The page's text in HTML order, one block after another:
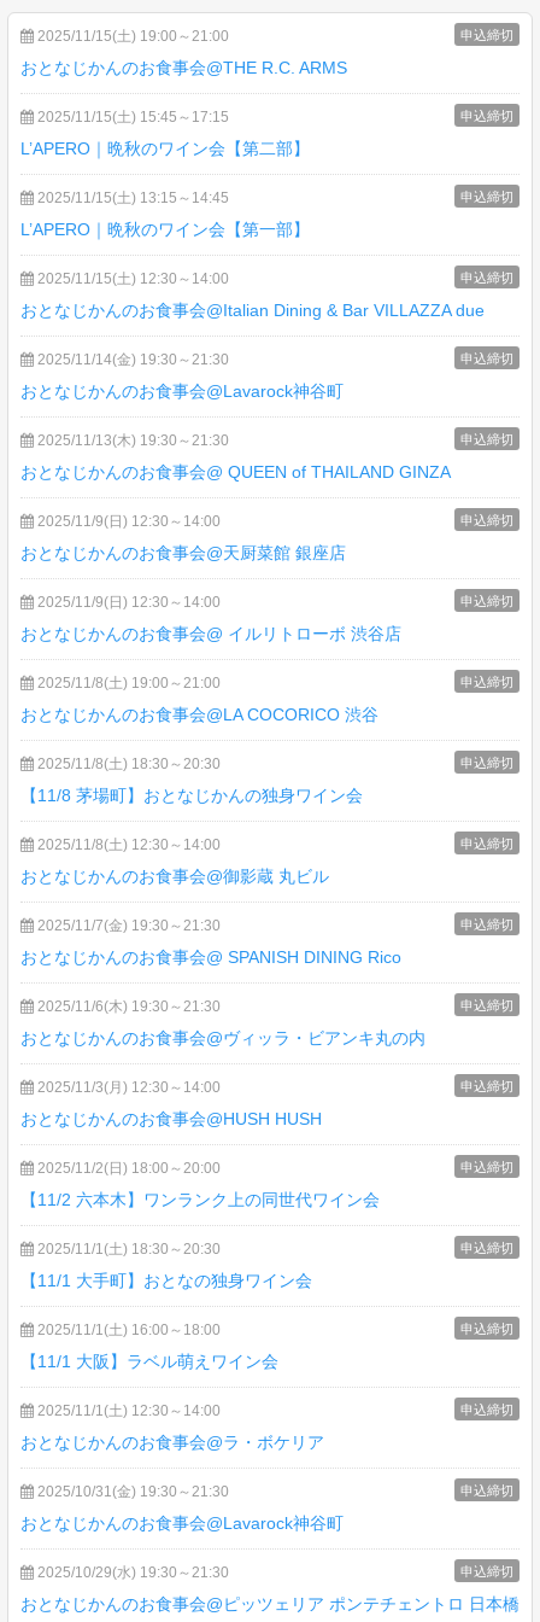
2025/11/15(土) 19:00～21:00
おとなじかんのお食事会@THE R.C. ARMS
申込締切
2025/11/15(土) 15:45～17:15
L’APERO｜晩秋のワイン会【第二部】
申込締切
2025/11/15(土) 13:15～14:45
L’APERO｜晩秋のワイン会【第一部】
申込締切
2025/11/15(土) 12:30～14:00
おとなじかんのお食事会@Italian Dining & Bar VILLAZZA due
申込締切
2025/11/14(金) 19:30～21:30
おとなじかんのお食事会@Lavarock神谷町
申込締切
2025/11/13(木) 19:30～21:30
おとなじかんのお食事会@ QUEEN of THAILAND GINZA
申込締切
2025/11/9(日) 12:30～14:00
おとなじかんのお食事会@天厨菜館 銀座店
申込締切
2025/11/9(日) 12:30～14:00
おとなじかんのお食事会@ イルリトローボ 渋谷店
申込締切
2025/11/8(土) 19:00～21:00
おとなじかんのお食事会@LA COCORICO 渋谷
申込締切
2025/11/8(土) 18:30～20:30
【11/8 茅場町】おとなじかんの独身ワイン会
申込締切
2025/11/8(土) 12:30～14:00
おとなじかんのお食事会@御影蔵 丸ビル
申込締切
2025/11/7(金) 19:30～21:30
おとなじかんのお食事会@ SPANISH DINING Rico
申込締切
2025/11/6(木) 19:30～21:30
おとなじかんのお食事会@ヴィッラ・ビアンキ丸の内
申込締切
2025/11/3(月) 12:30～14:00
おとなじかんのお食事会@HUSH HUSH
申込締切
2025/11/2(日) 18:00～20:00
【11/2 六本木】ワンランク上の同世代ワイン会
申込締切
2025/11/1(土) 18:30～20:30
【11/1 大手町】おとなの独身ワイン会
申込締切
2025/11/1(土) 16:00～18:00
【11/1 大阪】ラベル萌えワイン会
申込締切
2025/11/1(土) 12:30～14:00
おとなじかんのお食事会@ラ・ボケリア
申込締切
2025/10/31(金) 19:30～21:30
おとなじかんのお食事会@Lavarock神谷町
申込締切
2025/10/29(水) 19:30～21:30
おとなじかんのお食事会@ピッツェリア ポンテチェントロ 日本橋
申込締切